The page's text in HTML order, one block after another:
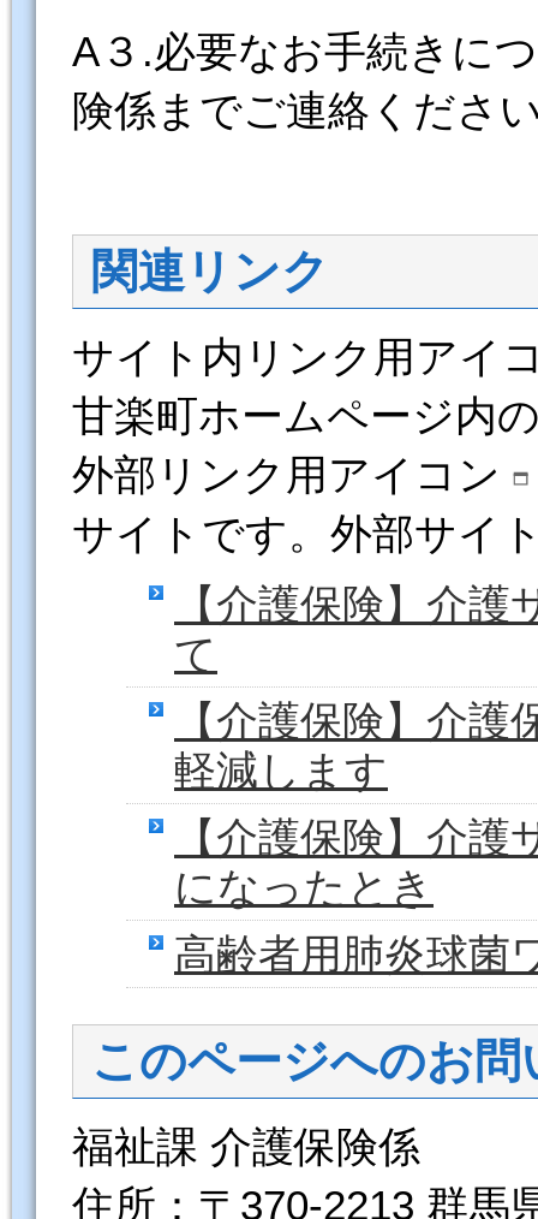
A３.必要なお手続きに
険係までご連絡くださ
関連リンク
サイト内リンク用アイ
甘楽町ホームページ内
外部リンク用アイコン
サイトです。外部サイ
【介護保険】介
て
【介護保険】介
軽減します
【介護保険】介
になったとき
高齢者用肺炎球菌
このページへのお問
福祉課 介護保険係
住所：〒370-2213 群馬